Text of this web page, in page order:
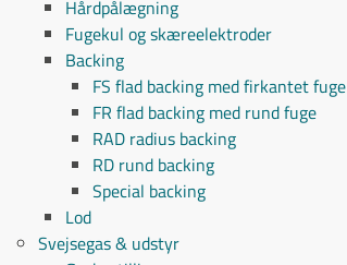
Hårdpålægning
Fugekul og skæreelektroder
Backing
FS flad backing med firkantet fuge
FR flad backing med rund fuge
RAD radius backing
RD rund backing
Special backing
Lod
Svejsegas & udstyr